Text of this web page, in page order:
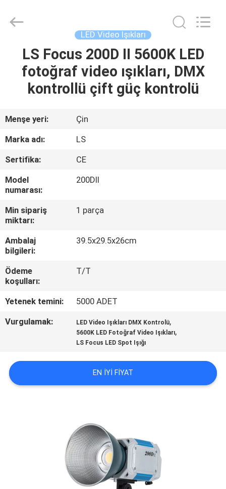
ÜRÜN:%
VİDEOLAR
HAKKIMIZDA
TURU
KALITE
KONTROL
BIZIMLE
ILETIŞIME
HABERLER
Television
Equipment
LED Video Işıkları
LS Focus 200D II 5600K LED
fotoğraf video ışıkları, DMX
kontrollü çift güç kontrolü
Menşe yeri:
Çin
Marka adı:
LS
Sertifika:
CE
Model
numarası:
200DII
Min sipariş
miktarı:
1 parça
Ambalaj
bilgileri:
39.5x29.5x26cm
Ödeme
koşulları:
T/T
Yetenek temini:
5000 ADET
Vurgulamak:
LED Video Işıkları DMX Kontrolü,
5600K LED Fotoğraf Video Işıkları,
LS Focus LED Spot Işığı
EN IYI FIYAT